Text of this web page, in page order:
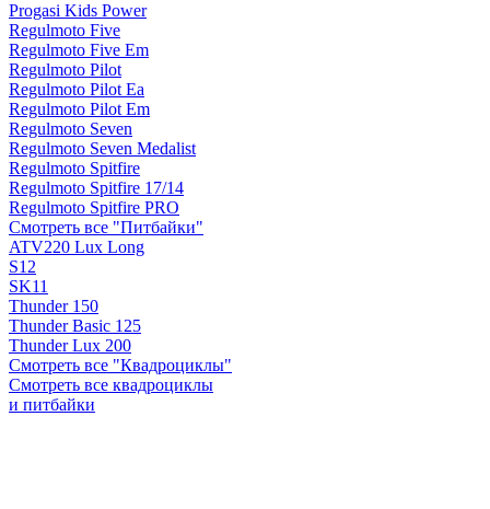
Progasi Kids Power
Regulmoto Five
Regulmoto Five Em
Regulmoto Pilot
Regulmoto Pilot Ea
Regulmoto Pilot Em
Regulmoto Seven
Regulmoto Seven Medalist
Regulmoto Spitfire
Regulmoto Spitfire 17/14
Regulmoto Spitfire PRO
Смотреть все "Питбайки"
ATV220 Lux Long
S12
SK11
Thunder 150
Thunder Basic 125
Thunder Lux 200
Смотреть все "Квадроциклы"
Смотреть все квадроциклы
и питбайки